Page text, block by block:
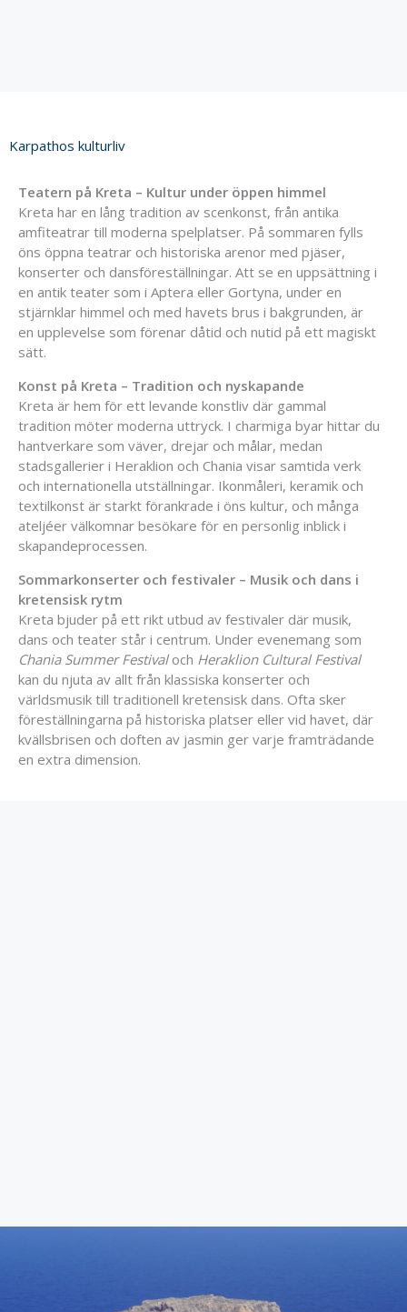
Karpathos kulturliv
Teatern på Kreta – Kultur under öppen himmel
Kreta har en lång tradition av scenkonst, från antika
amfiteatrar till moderna spelplatser. På sommaren fylls
öns öppna teatrar och historiska arenor med pjäser,
konserter och dansföreställningar. Att se en uppsättning i
en antik teater som i Aptera eller Gortyna, under en
stjärnklar himmel och med havets brus i bakgrunden, är
en upplevelse som förenar dåtid och nutid på ett magiskt
sätt.
Konst på Kreta – Tradition och nyskapande
Kreta är hem för ett levande konstliv där gammal
tradition möter moderna uttryck. I charmiga byar hittar du
hantverkare som väver, drejar och målar, medan
stadsgallerier i Heraklion och Chania visar samtida verk
och internationella utställningar. Ikonmåleri, keramik och
textilkonst är starkt förankrade i öns kultur, och många
ateljéer välkomnar besökare för en personlig inblick i
skapandeprocessen.
Sommarkonserter och festivaler – Musik och dans i
kretensisk rytm
Kreta bjuder på ett rikt utbud av festivaler där musik,
dans och teater står i centrum. Under evenemang som
Chania Summer Festivaloch Heraklion Cultural Festival
kan du njuta av allt från klassiska konserter och
världsmusik till traditionell kretensisk dans. Ofta sker
föreställningarna på historiska platser eller vid havet, där
kvällsbrisen och doften av jasmin ger varje framträdande
en extra dimension.